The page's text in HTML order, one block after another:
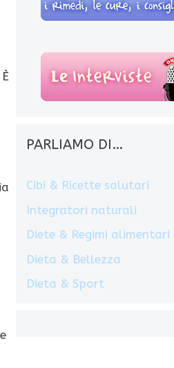
PARLIAMO DI…
Cibi & Ricette salutari
Integratori naturali
Diete & Regimi alimentari
Dieta & Bellezza
Dieta & Sport